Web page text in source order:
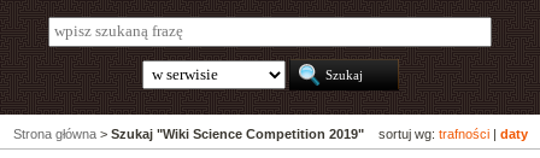
sortuj wg: trafności daty
Strona główna > Szukaj "Wiki Science Competition 2019"